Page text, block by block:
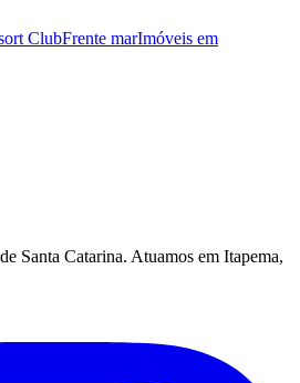
ClubFrente marImóveis em
Santa Catarina. Atuamos em Itapema,